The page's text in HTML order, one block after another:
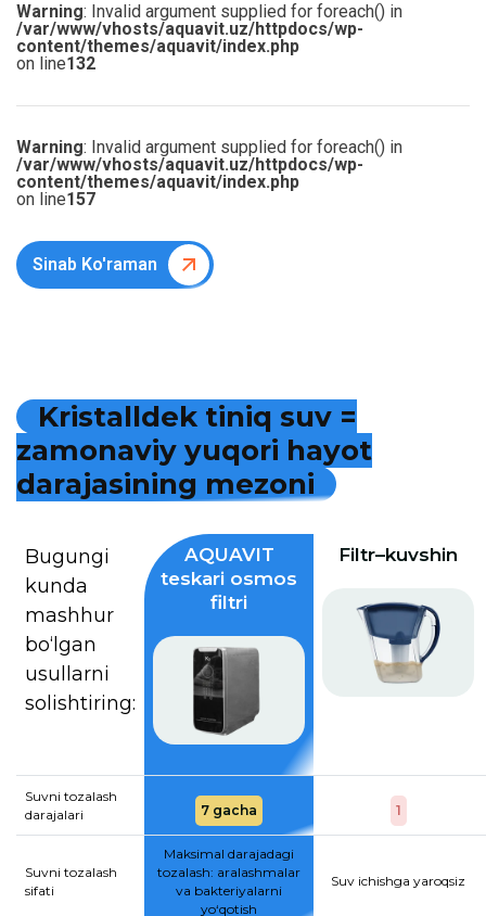
Warning: Invalid argument supplied for foreach() in
/var/www/vhosts/aquavit.uz/httpdocs/wp-
content/themes/aquavit/index.php
on line132
Warning: Invalid argument supplied for foreach() in
/var/www/vhosts/aquavit.uz/httpdocs/wp-
content/themes/aquavit/index.php
on line157
Sinab Ko'raman
Kristalldek tiniq suv =
zamonaviy yuqori hayot
darajasining mezoni
Bugungi
kunda
mashhur
bo‘lgan
usullarni
solishtiring:
AQUAVIT
teskari osmos
filtri
Filtr–kuvshin
Suvni tozalash
darajalari
7 gacha 1
Suvni tozalash
sifati
Maksimal darajadagi
tozalash: aralashmalar
va bakteriyalarni
yo‘qotish
Suv ichishga yaroqsiz